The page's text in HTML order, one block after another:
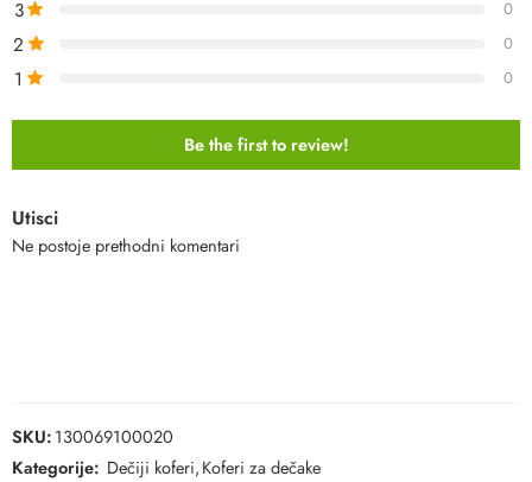
3 0
2 0
1 0
Be the first to review!
Utisci
Ne postoje prethodni komentari
SKU:130069100020
Kategorije: Dečiji koferi,Koferi za dečake